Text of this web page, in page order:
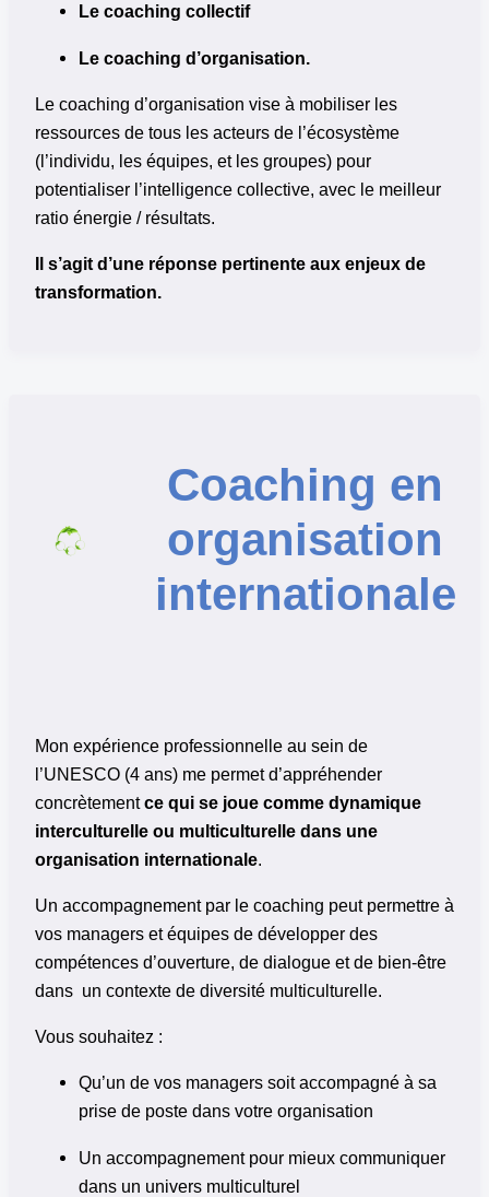
Le coaching collectif
Le coaching d’organisation.
Le coaching d’organisation vise à mobiliser les
ressources de tous les acteurs de l’écosystème
(l’individu, les équipes, et les groupes) pour
potentialiser l’intelligence collective, avec le meilleur
ratio énergie / résultats.
Il s’agit d’une réponse pertinente aux enjeux de
transformation.
Coaching en
organisation
internationale
Mon expérience professionnelle au sein de
l’UNESCO (4 ans) me permet d’appréhender
concrètementce qui se joue comme dynamique
interculturelle ou multiculturelle dans une
organisation internationale.
Un accompagnement par le coaching peut permettre à
vos managers et équipes de développer des
compétences d’ouverture, de dialogue et de bien-être
dans un contexte de diversité multiculturelle.
Vous souhaitez :
Qu’un de vos managers soit accompagné à sa
prise de poste dans votre organisation
Un accompagnement pour mieux communiquer
dans un univers multiculturel